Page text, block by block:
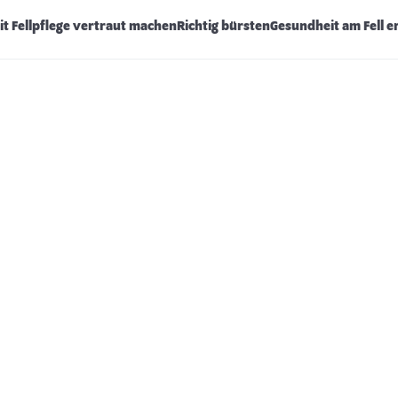
Fellpflege vertraut machenRichtig bürstenGesundheit am Fell